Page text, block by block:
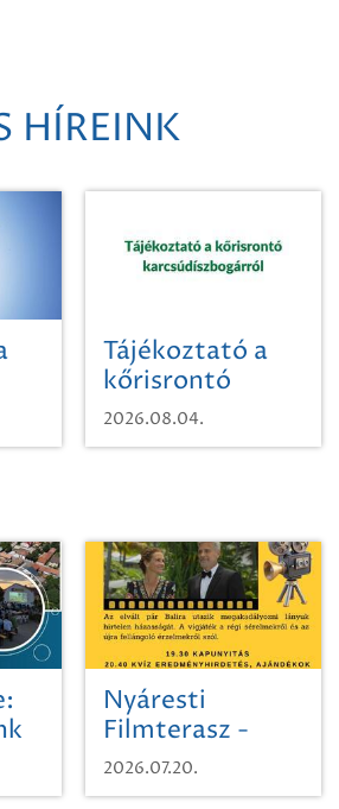
HÍREINK
Tájékoztató a
kőrisrontó
karcsúdíszbogárról
2026.08.04.
Nyáresti
Filmterasz -
Beugró a
Paradicsomba
2026.07.20.